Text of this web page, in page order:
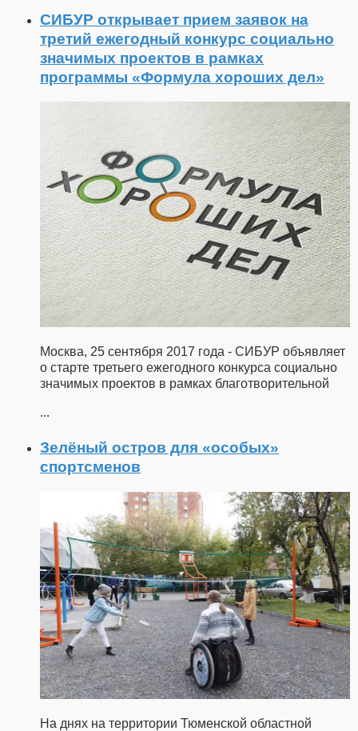
СИБУР открывает прием заявок на
третий ежегодный конкурс социально
значимых проектов в рамках
программы «Формула хороших дел»
Москва, 25 сентября 2017 года - СИБУР объявляет
о старте третьего ежегодного конкурса социально
значимых проектов в рамках благотворительной
...
Зелёный остров для «особых»
спортсменов
На днях на территории Тюменской областной